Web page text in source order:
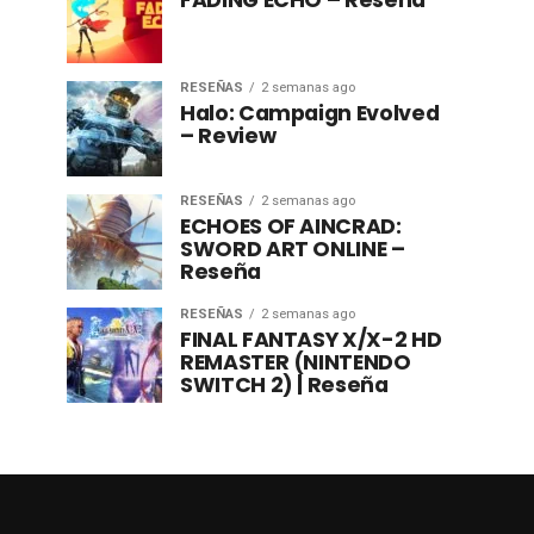
RESEÑAS 2 semanas ago
Halo: Campaign Evolved
– Review
RESEÑAS 2 semanas ago
ECHOES OF AINCRAD:
SWORD ART ONLINE –
Reseña
RESEÑAS 2 semanas ago
FINAL FANTASY X/X-2 HD
REMASTER (NINTENDO
SWITCH 2) | Reseña